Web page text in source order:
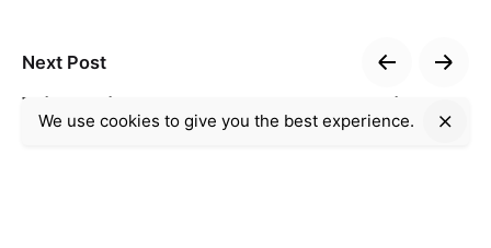
Next Post
Wie du die besten Bonusangebote bei
dudespin casino findest
We use cookies to give you the best experience.